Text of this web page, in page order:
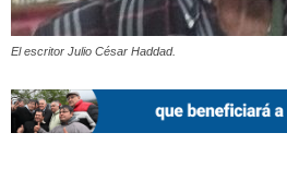
El escritor Julio César Haddad.